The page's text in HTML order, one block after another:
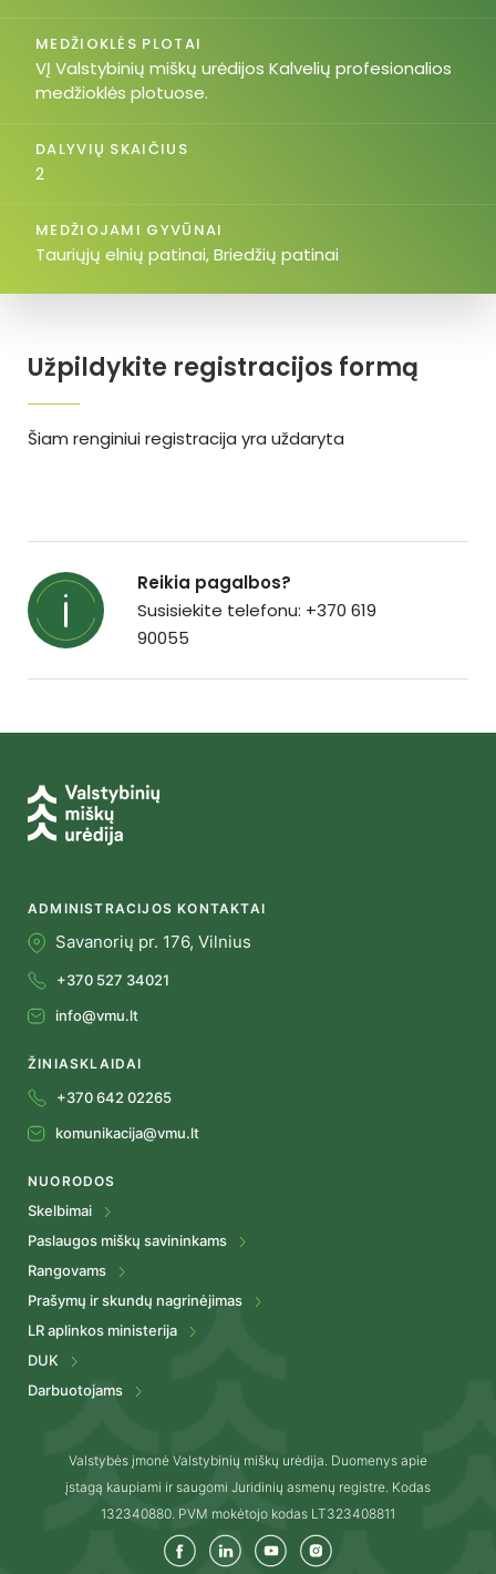
Užpildykite registracijos formą
Šiam renginiui registracija yra uždaryta
MEDŽIOKLĖS PLOTAI
VĮ Valstybinių miškų urėdijos Kalvelių profesionalios
medžioklės plotuose.
DALYVIŲ SKAIČIUS
2
MEDŽIOJAMI GYVŪNAI
Tauriųjų elnių patinai, Briedžių patinai
Reikia pagalbos?
Susisiekite telefonu: +370 619
90055
ADMINISTRACIJOS KONTAKTAI
Savanorių pr. 176, Vilnius
+370 527 34021
info@vmu.lt
ŽINIASKLAIDAI
+370 642 02265
komunikacija@vmu.lt
NUORODOS
Skelbimai
Paslaugos miškų savininkams
Rangovams
Prašymų ir skundų nagrinėjimas
LR aplinkos ministerija
DUK
Darbuotojams
Valstybės įmonė Valstybinių miškų urėdija. Duomenys apie
įstagą kaupiami ir saugomi Juridinių asmenų registre. Kodas
132340880. PVM mokėtojo kodas LT323408811